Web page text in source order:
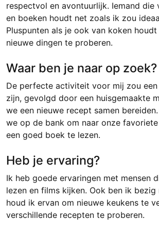
respectvol en avontuurlijk. Iemand die
en boeken houdt net zoals ik zou
Pluspunten als je ook van koken
nieuwe dingen te proberen.
Waar ben je naar op zoek?
De perfecte activiteit voor mij zou
zijn, gevolgd door een huisgemaakte
we een nieuwe recept samen
we op de bank om naar onze
een goed boek te lezen.
Heb je ervaring?
Ik heb goede ervaringen met mensen
lezen en films kijken. Ook ben ik
houd ik ervan om nieuwe keukens te
verschillende recepten te proberen.